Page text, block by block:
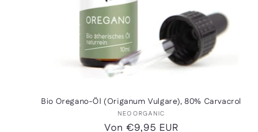
Bio Oregano-Öl (Origanum Vulgare), 80% Carvacrol
Anbieter:
NEOORGANIC
Normaler
Von €9,95 EUR